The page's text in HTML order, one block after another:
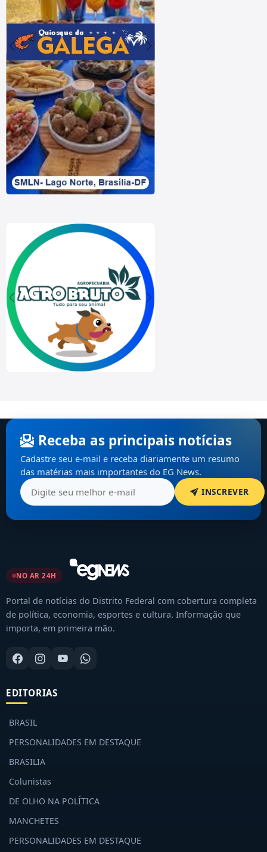
Receba as principais notícias
Cadastre seu e-mail e receba diariamente um resumo
das matérias mais importantes do EG News.
INSCREVER
NO AR 24H
Portal de notícias do Distrito Federal com cobertura completa
de política, economia, esportes e cultura. Informação que
importa, em primeira mão.
EDITORIAS
BRASIL
PERSONALIDADES EM DESTAQUE
BRASILIA
Colunistas
DE OLHO NA POLÍTICA
MANCHETES
PERSONALIDADES EM DESTAQUE